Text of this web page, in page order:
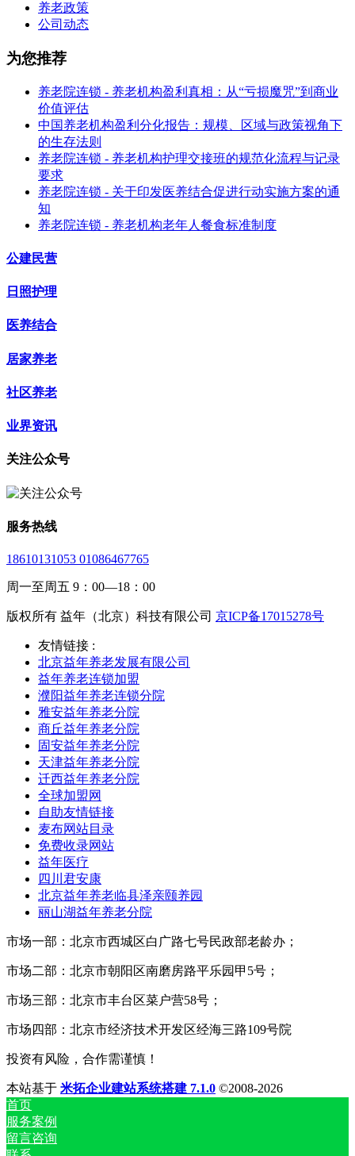
养老政策
公司动态
为您推荐
养老院连锁 - 养老机构盈利真相：从“亏损魔咒”到商业
价值评估
中国养老机构盈利分化报告：规模、区域与政策视角下
的生存法则
养老院连锁 - 养老机构护理交接班的规范化流程与记录
要求
养老院连锁 - 关于印发医养结合促进行动实施方案的通
知
养老院连锁 - 养老机构老年人餐食标准制度
公建民营
日照护理
医养结合
居家养老
社区养老
业界资讯
关注公众号
服务热线
18610131053 01086467765
周一至周五 9：00—18：00
版权所有 益年（北京）科技有限公司 京ICP备17015278号
友情链接 :
北京益年养老发展有限公司
益年养老连锁加盟
濮阳益年养老连锁分院
雅安益年养老分院
商丘益年养老分院
固安益年养老分院
天津益年养老分院
迁西益年养老分院
全球加盟网
自助友情链接
麦布网站目录
免费收录网站
益年医疗
四川君安康
北京益年养老临县泽亲颐养园
丽山湖益年养老分院
市场一部：北京市西城区白广路七号民政部老龄办；
市场二部：北京市朝阳区南磨房路平乐园甲5号；
市场三部：北京市丰台区菜户营58号；
市场四部：北京市经济技术开发区经海三路109号院
投资有风险，合作需谨慎！
本站基于 米拓企业建站系统搭建 7.1.0 ©2008-2026
首页
服务案例
留言咨询